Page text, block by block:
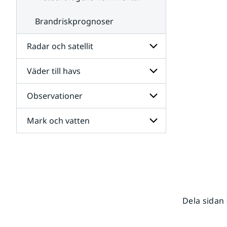
Brandriskprognoser
Radar och satellit
Undersidor
för
Radar
och
satellit
Väder till havs
Undersidor
för
Väder
till
havs
Observationer
Undersidor
för
Mark och vatten
Dela sidan